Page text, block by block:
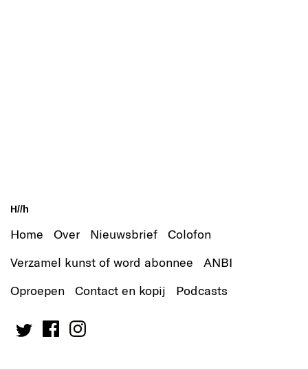
H//h
Home Over Nieuwsbrief
Colofon
Verzamel kunst of word abonnee
ANBI
Oproepen
Contact en kopij Podcasts